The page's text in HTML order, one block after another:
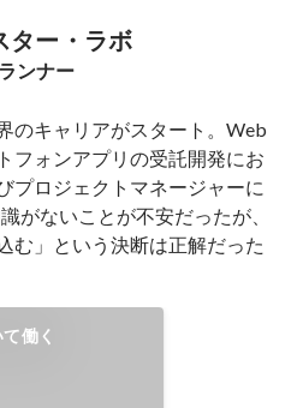
ター・ラボ
ンナー
のキャリアがスタート。Web
フォンアプリの受託開発にお
プロジェクトマネージャーに
がないことが不安だったが、
む」という決断は正解だった
働く